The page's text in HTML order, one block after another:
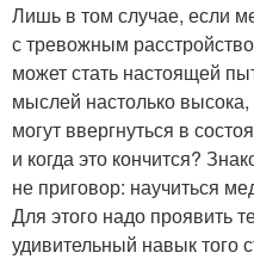
Лишь в том случае, если
с тревожным
может стать настоящей
мыслей настолько высока,
могут ввергнуться в
и когда это кончится?
не приговор: научиться
Для этого надо проявить
удивительный навык того